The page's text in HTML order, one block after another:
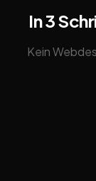
In 3
Kein